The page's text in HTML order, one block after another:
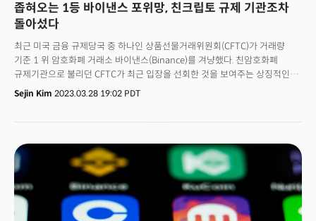
좁혀오는 1등 바이낸스 포위망, 친크립토 규제 기관조차
돌아섰다
최근 미국 금융 규제당국 중 하나인 상품선물거래위원회(CFTC)가 거래량
기준 1 위 암호화폐 거래소 바이낸스(Binance)를 겨냥했다. 친암호화폐
규제기관으로 불리던 CFTC가 최근 입장을 선회한 것을 보여주는 상징적인
사건이라는 평가다. CFTC가 각을 세운 데엔 지난해 적극 공조하던 암호화폐
거래소 에프티엑스(FTX)가 무너진 사건과 무관하지 않다. FTX와 선을 긋고,
규제는 당분간 암호화폐 가격에 영향을 줄 중요한 요소라는 게 업계의
진단이다. CFTC의 태세 전환으로 암호화폐 산업은 미국에서 유럽,
아랍에미리트 등으로 눈을 돌리고 있다.
Sejin Kim 2023.03.28 19:02 PDT